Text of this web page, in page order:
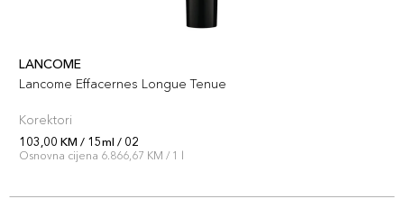
LANCOME
Lancome Effacernes Longue Tenue
Korektori
103,00 KM / 15ml / 02
Osnovna cijena 6.866,67 KM / 1 l